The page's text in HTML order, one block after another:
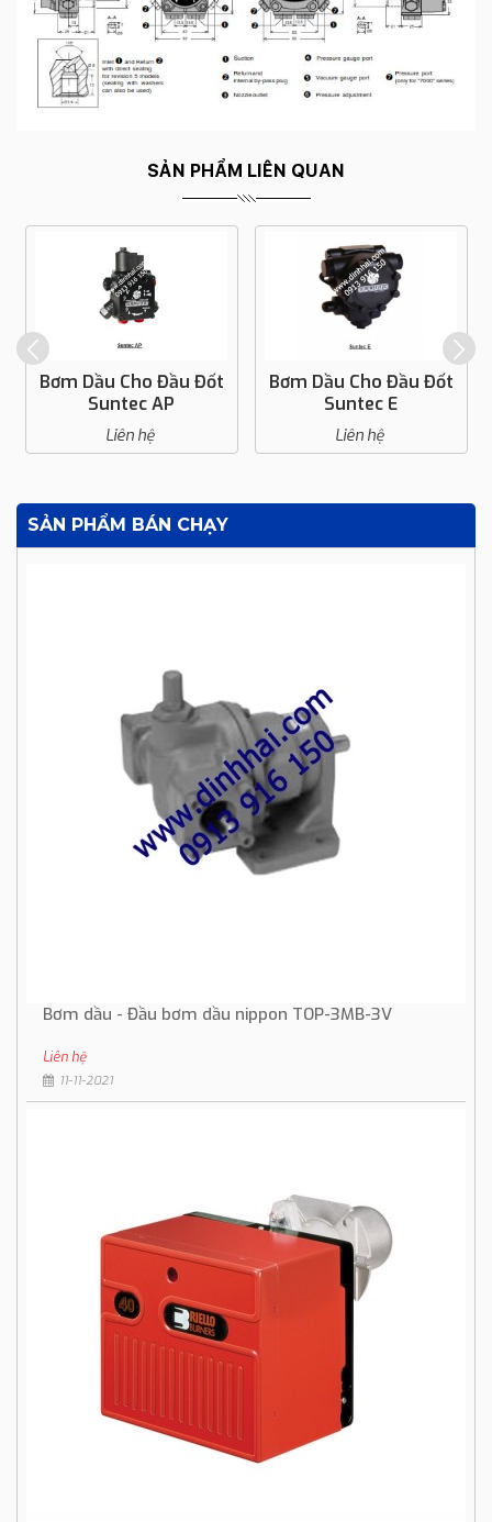
SẢN PHẨM LIÊN QUAN
Bơm Dầu Cho Đầu Đốt
Suntec AP
Liên hệ
Bơm Dầu Cho Đầu Đốt
Suntec E
Liên hệ
SẢN PHẨM BÁN CHẠY
Bơm dầu - Đầu bơm dầu nippon TOP-3MB-3V
Liên hệ
11-11-2021